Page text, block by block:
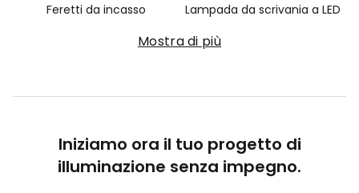
Feretti da incasso Lampada da scrivania a LED
Mostra di più
Iniziamo ora il tuo progetto di
illuminazione senza impegno.